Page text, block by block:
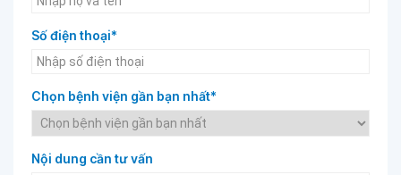
Số điện thoại*
Chọn bệnh viện gần bạn nhất*
Nội dung cần tư vấn